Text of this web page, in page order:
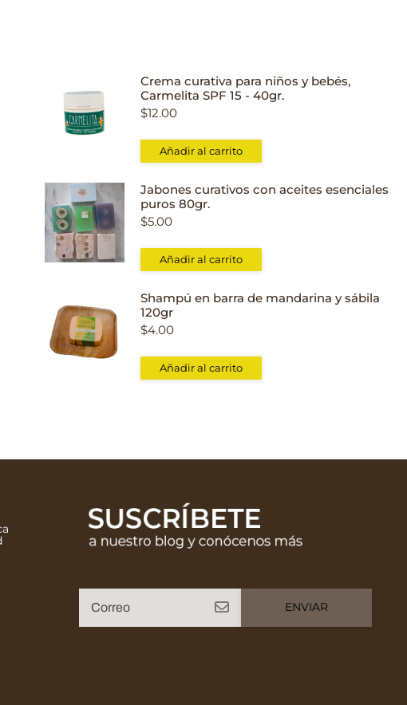
Crema curativa para niños y bebés,
Carmelita SPF 15 - 40gr.
$12.00
Añadir al carrito
Jabones curativos con aceites esenciales
puros 80gr.
$5.00
Añadir al carrito
Shampú en barra de mandarina y sábila
120gr
$4.00
Añadir al carrito